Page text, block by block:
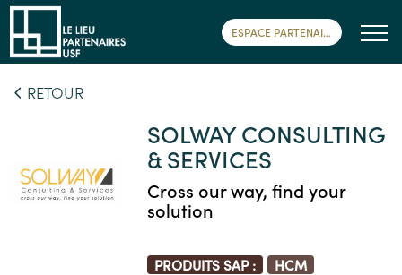
ESPACE PARTENAIRE
RETOUR
SOLWAY CONSULTING
& SERVICES
Cross our way, find your
solution
PRODUITS SAP :
HCM